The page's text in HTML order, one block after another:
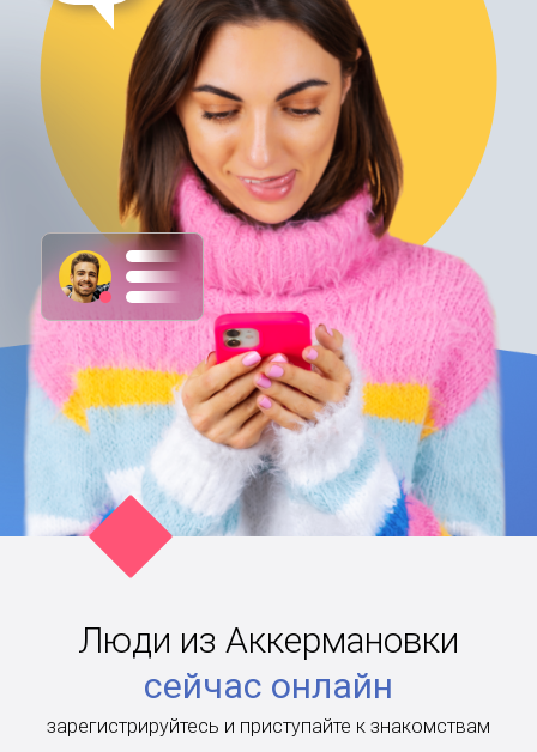
Люди из Аккермановки
сейчас онлайн
зарегистрируйтесь и приступайте к знакомствам